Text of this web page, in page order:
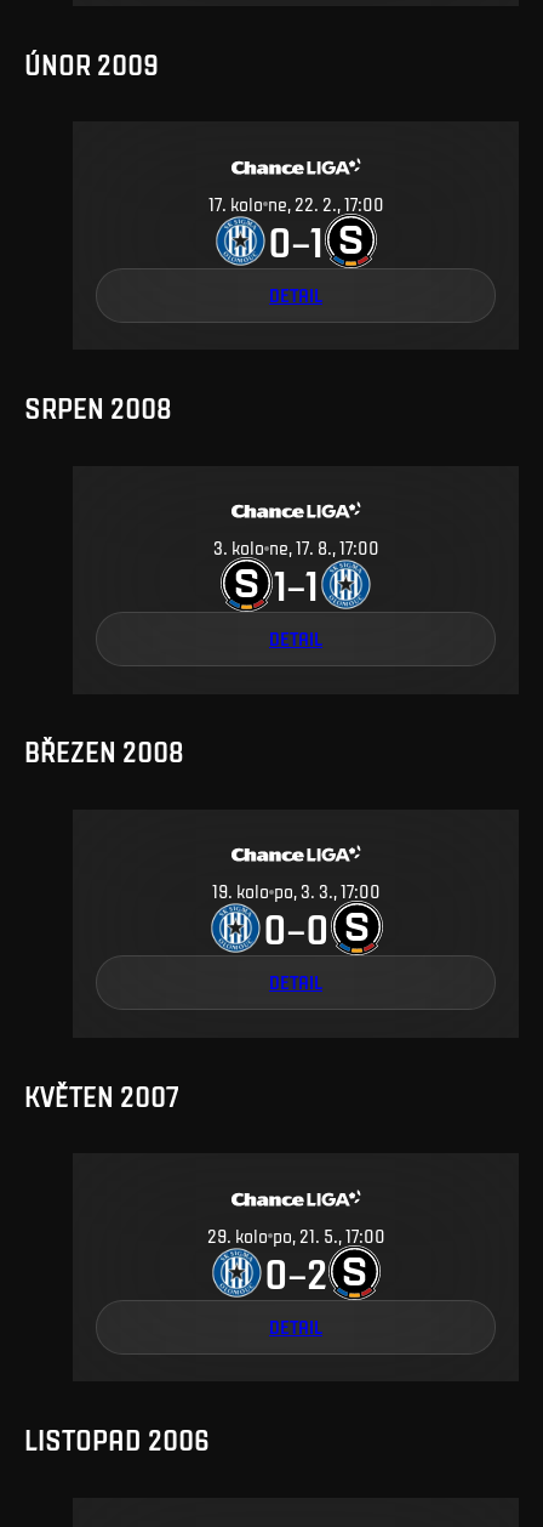
ÚNOR 2009
17. kolo ne, 22. 2., 17:00
0–1
DETAIL
SRPEN 2008
3. kolo ne, 17. 8., 17:00
1–1
DETAIL
BŘEZEN 2008
19. kolo po, 3. 3., 17:00
0–0
DETAIL
KVĚTEN 2007
29. kolo po, 21. 5., 17:00
0–2
DETAIL
LISTOPAD 2006